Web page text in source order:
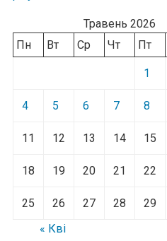
Травень 2026
Пн
Вт Ср Чт Пт
1
4 5 6 7 8
11 12 13 14 15
18 19 20 21 22
25 26 27 28 29
« Кві